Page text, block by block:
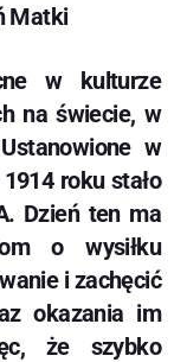
Matki
w kulturze
na świecie, w
w
roku stało
Dzień ten ma
o wysiłku
i zachęcić
okazania im
że szybko